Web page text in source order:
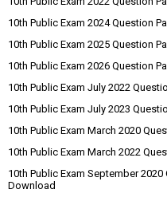
10th Public Exam 2024 Question
10th Public Exam 2025 Question
10th Public Exam 2026 Question
10th Public Exam July 2022
10th Public Exam July 2023
10th Public Exam March 2020
10th Public Exam March 2022
10th Public Exam September
Download